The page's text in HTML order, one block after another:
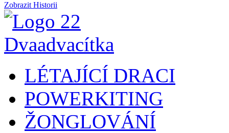
Zobrazit Historii
LÉTAJÍCÍ DRACI
POWERKITING
ŽONGLOVÁNÍ